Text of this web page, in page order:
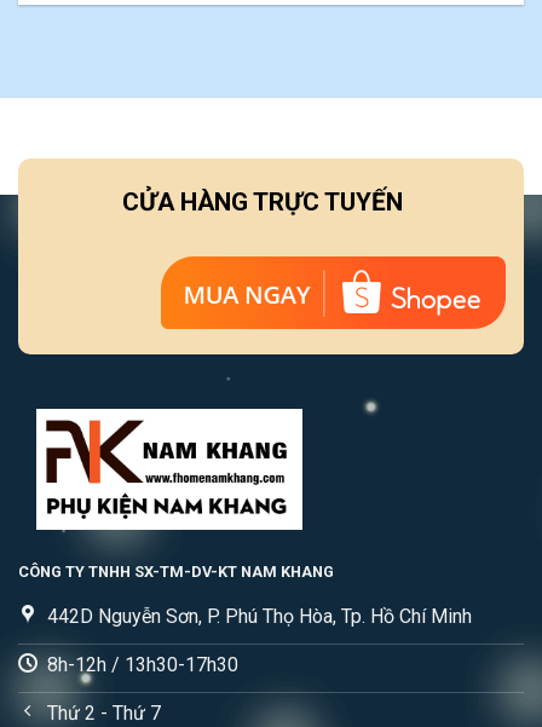
CỬA HÀNG TRỰC TUYẾN
CÔNG TY TNHH SX-TM-DV-KT NAM KHANG
442D Nguyễn Sơn, P. Phú Thọ Hòa, Tp. Hồ Chí Minh
8h-12h / 13h30-17h30
Thứ 2 - Thứ 7